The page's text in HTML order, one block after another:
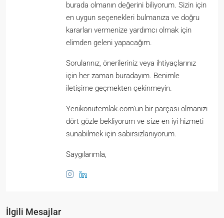
burada olmanın değerini biliyorum. Sizin için
en uygun seçenekleri bulmanıza ve doğru
kararları vermenize yardımcı olmak için
elimden geleni yapacağım.
Sorularınız, önerileriniz veya ihtiyaçlarınız
için her zaman buradayım. Benimle
iletişime geçmekten çekinmeyin.
Yenikonutemlak.com’un bir parçası olmanızı
dört gözle bekliyorum ve size en iyi hizmeti
sunabilmek için sabırsızlanıyorum.
Saygılarımla,
İlgili Mesajlar